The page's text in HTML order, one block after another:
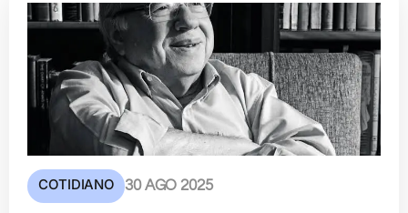
COTIDIANO 30 AGO 2025